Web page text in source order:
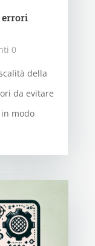
errori
0
della
da evitare
modo